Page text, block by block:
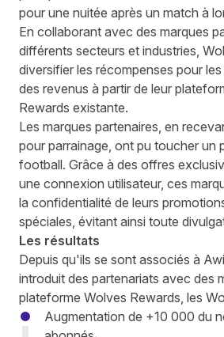
pour une nuitée après un match à
En collaborant avec des marques
différents secteurs et industries,
diversifier les récompenses pour
des revenus à partir de leur
Rewards existante.
Les marques partenaires, en
pour parrainage, ont pu toucher un
football. Grâce à des offres
une connexion utilisateur, ces
la confidentialité de leurs
spéciales, évitant ainsi toute
Les résultats
Depuis qu'ils se sont associés à
introduit des partenariats avec des
plateforme Wolves Rewards, les
Augmentation de +10 000 du